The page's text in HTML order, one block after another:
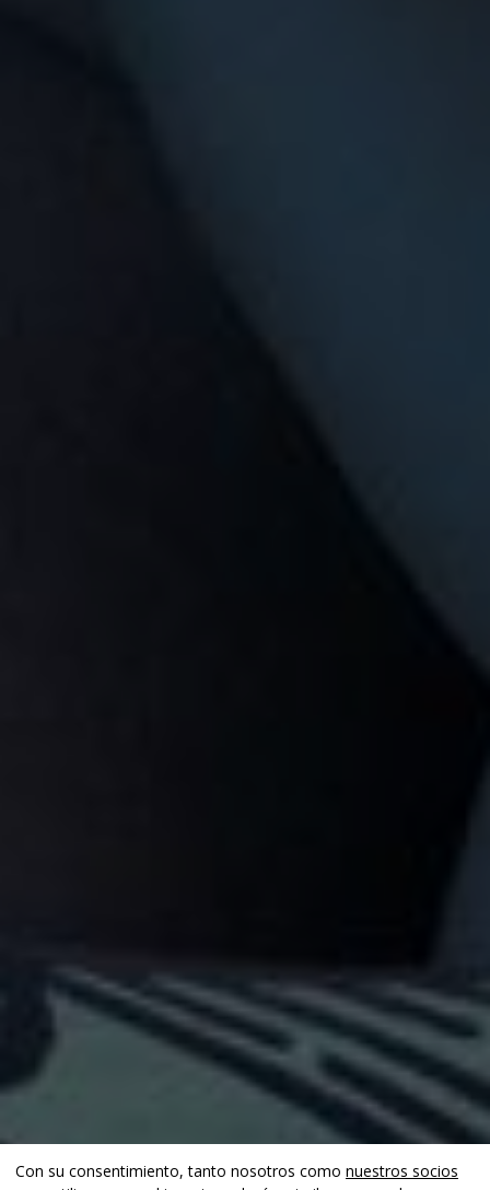
Con su consentimiento, tanto nosotros como nuestros socios